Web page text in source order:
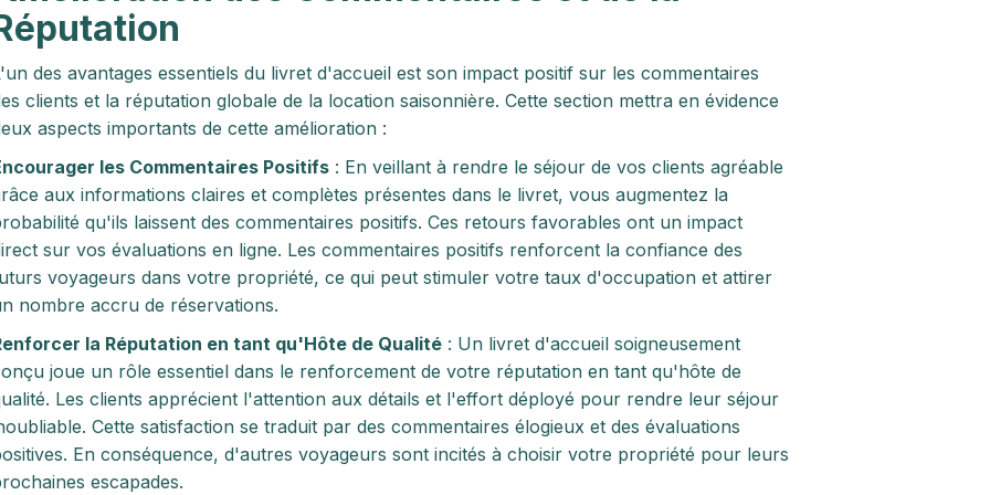
des avantages essentiels du livret d'accueil est son impact positif sur les commentaires
clients et la réputation globale de la location saisonnière. Cette section mettra en évidence
aspects importants de cette amélioration :
les Commentaires Positifs: En veillant à rendre le séjour de vos clients agréable
aux informations claires et complètes présentes dans le livret, vous augmentez la
qu'ils laissent des commentaires positifs. Ces retours favorables ont un impact
sur vos évaluations en ligne. Les commentaires positifs renforcent la confiance des
voyageurs dans votre propriété, ce qui peut stimuler votre taux d'occupation et attirer
nombre accru de réservations.
la Réputation en tant qu'Hôte de Qualité: Un livret d'accueil soigneusement
joue un rôle essentiel dans le renforcement de votre réputation en tant qu'hôte de
Les clients apprécient l'attention aux détails et l'effort déployé pour rendre leur séjour
Cette satisfaction se traduit par des commentaires élogieux et des évaluations
En conséquence, d'autres voyageurs sont incités à choisir votre propriété pour leurs
escapades.